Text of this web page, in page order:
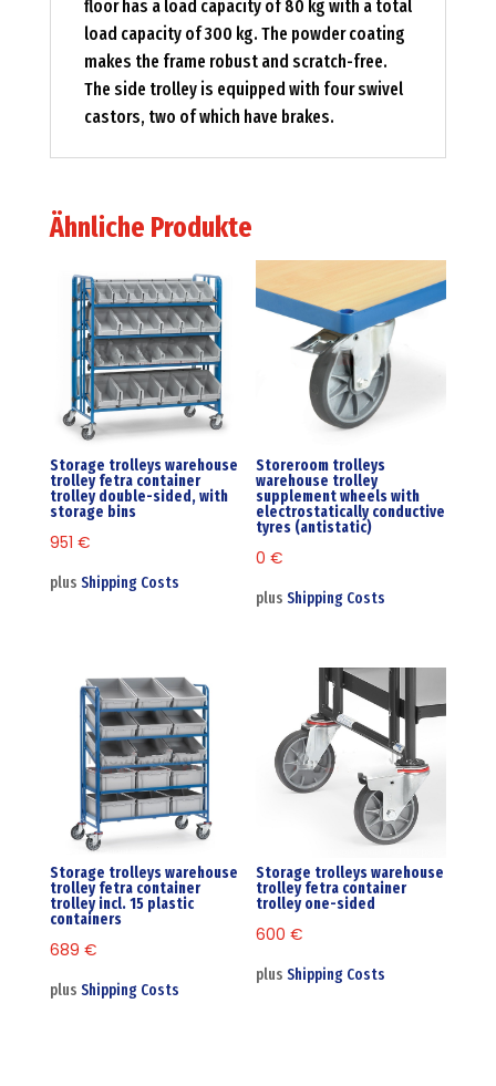
floor has a load capacity of 80 kg with a total
load capacity of 300 kg. The powder coating
makes the frame robust and scratch-free.
The side trolley is equipped with four swivel
castors, two of which have brakes.
Ähnliche Produkte
Storage trolleys warehouse
trolley fetra container
trolley double-sided, with
storage bins
951 €
plus Shipping Costs
Storeroom trolleys
warehouse trolley
supplement wheels with
electrostatically conductive
tyres (antistatic)
0€
plusShipping Costs
Storage trolleys warehouse
trolley fetra container
trolley incl. 15 plastic
containers
689 €
plus Shipping Costs
Storage trolleys warehouse
trolley fetra container
trolley one-sided
600€
plusShipping Costs